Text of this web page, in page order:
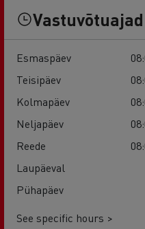
Vastuvõtuajad
Esmaspäev
Teisipäev
Kolmapäev
Neljapäev
Reede
Laupäeval
Pühapäev
See specific hours >